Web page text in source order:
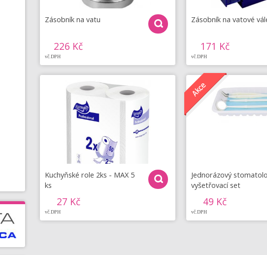
Zásobník na vatu
226 Kč
vč.DPH
Zásobník na vatové
171 Kč
vč.DPH
Kuchyňské role 2ks - MAX 5
ks
27 Kč
vč.DPH
Jednorázový
vyšetřovací set
49 Kč
vč.DPH